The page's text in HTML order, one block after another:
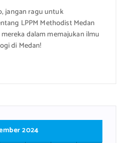
jangan ragu untuk
LPPM Methodist Medan
dalam memajukan ilmu
di Medan!
2024